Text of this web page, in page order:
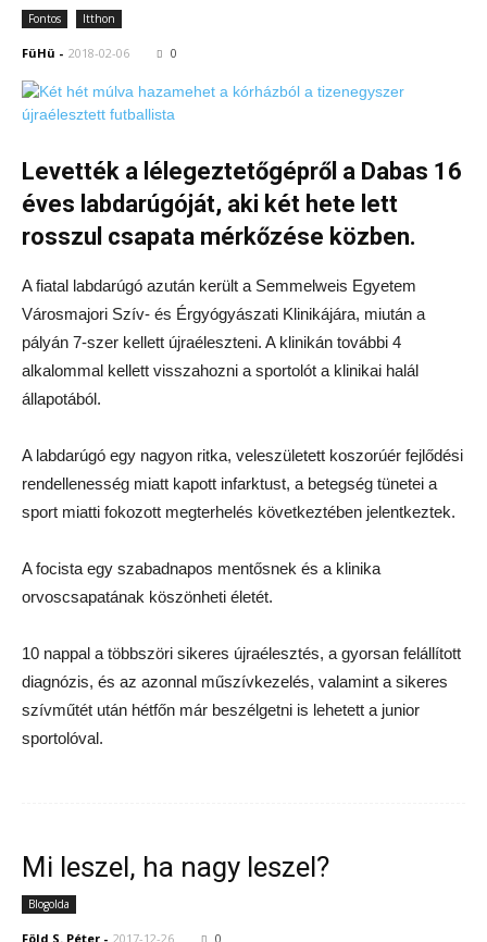
Fontos Itthon
FüHü - 2018-02-06 0
Levették a lélegeztetőgépről a Dabas 16
éves labdarúgóját, aki két hete lett
rosszul csapata mérkőzése közben.
A fiatal labdarúgó azután került a Semmelweis Egyetem
Városmajori Szív- és Érgyógyászati Klinikájára, miután a
pályán 7-szer kellett újraéleszteni. A klinikán további 4
alkalommal kellett visszahozni a sportolót a klinikai halál
állapotából.
A labdarúgó egy nagyon ritka, veleszületett koszorúér fejlődési
rendellenesség miatt kapott infarktust, a betegség tünetei a
sport miatti fokozott megterhelés következtében jelentkeztek.
A focista egy szabadnapos mentősnek és a klinika
orvoscsapatának köszönheti életét.
10 nappal a többszöri sikeres újraélesztés, a gyorsan felállított
diagnózis, és az azonnal műszívkezelés, valamint a sikeres
szívműtét után hétfőn már beszélgetni is lehetett a junior
sportolóval.
Mi leszel, ha nagy leszel?
Blogolda
Föld S. Péter - 2017-12-26 0